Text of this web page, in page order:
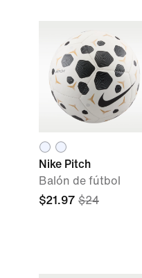
Nike Pitch
Balón de fútbol
$21.97 $24